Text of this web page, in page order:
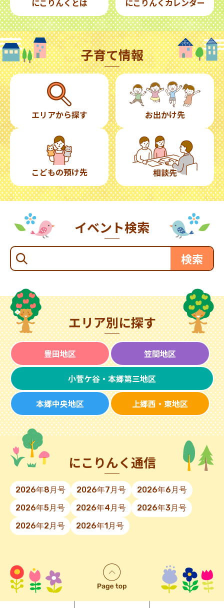
にこりんくとは にこりんくカレンダー
子育て情報
エリアから探す お出かけ先
こどもの預け先 相談先
イベント検索
エリア別に探す
豊田地区 笠間地区
小菅ケ谷・本郷第三地区
本郷中央地区 上郷西・東地区
にこりんく通信
2026年8月号 2026年7月号
2026年6月号
2026年5月号
2026年4月号
2026年3月号
2026年2月号
2026年1月号